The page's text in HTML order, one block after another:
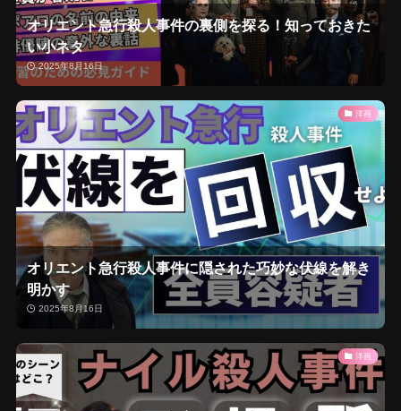
オリエント急行殺人事件の裏側を探る！知っておきた
い小ネタ
2025年8月16日
洋画
オリエント急行殺人事件に隠された巧妙な伏線を解き
明かす
2025年8月16日
洋画